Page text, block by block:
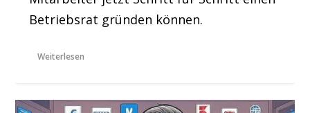
Betriebsrat gründen können.
Weiterlesen